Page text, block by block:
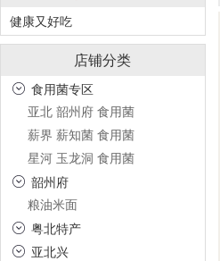
健康又好吃
店铺分类
食用菌专区
亚北 韶州府 食用菌
薪界 薪知菌 食用菌
星河 玉龙洞 食用菌
韶州府
粮油米面
粤北特产
亚北兴